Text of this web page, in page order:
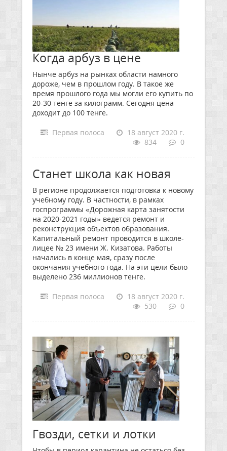
Когда арбуз в цене
Нынче арбуз на рынках области намного
дороже, чем в прошлом году. В такое же
время прошлого года мы могли его купить по
20-30 тенге за килограмм. Сегодня цена
доходит до 100 тенге.
Первая полоса
18 август 2020 г.
834
0
Станет школа как новая
В регионе продолжается подготовка к новому
учебному году. В частности, в рамках
госпрограммы «Дорожная карта занятости
на 2020-2021 годы» ведется ремонт и
реконструкция объектов образования.
Капитальный ремонт проводится в школе-
лицее № 23 имени Ж. Кизатова. Работы
начались в конце мая, сразу после
окончания учебного года. На эти цели было
выделено 236 миллионов тенге.
Первая полоса
18 август 2020 г.
530
0
Гвозди, сетки и лотки